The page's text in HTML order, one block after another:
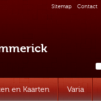
Sitemap Contact
en Kaarten Varia